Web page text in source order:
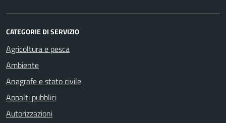
CATEGORIE DI SERVIZIO
Agricoltura e pesca
Ambiente
Anagrafe e stato civile
Appalti pubblici
Autorizzazioni